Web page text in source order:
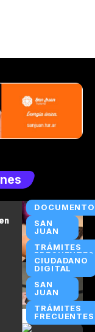
SAN
JUAN
TRÁMITES
FRECUENTES
CIUDADANO
DIGITAL
SAN
JUAN
TRÁMITES
FRECUENTES